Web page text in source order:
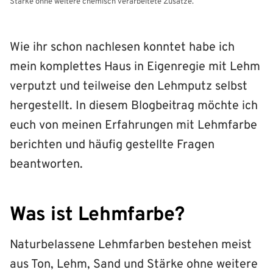
Wie ihr schon nachlesen konntet habe ich
mein komplettes Haus in Eigenregie mit Lehm
verputzt und teilweise den Lehmputz selbst
hergestellt. In diesem Blogbeitrag möchte ich
euch von meinen Erfahrungen mit Lehmfarbe
berichten und häufig gestellte Fragen
beantworten.
Was ist Lehmfarbe?
Naturbelassene Lehmfarben bestehen meist
aus Ton, Lehm, Sand und Stärke ohne weitere